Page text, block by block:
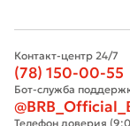
Контакт-центр 24/7
(78) 150-00-55
Бот-служба
Телефон доверия